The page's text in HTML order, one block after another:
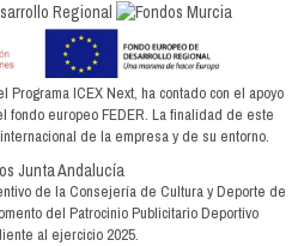
Programa ICEX Next, ha contado con el apoyo
fondo europeo FEDER. La finalidad de este
de la empresa y de su entorno.
de la Consejería de Cultura y Deporte de
del Patrocinio Publicitario Deportivo
al ejercicio 2025.